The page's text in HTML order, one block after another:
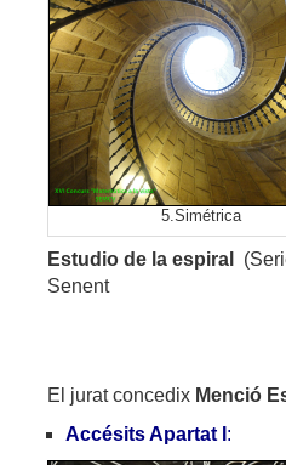
5.Simétrica
Estudio de la espiral
Senent
El jurat concedix Menció
Accésits Apartat I :